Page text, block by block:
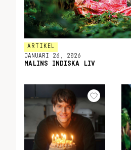
ARTIKEL
JANUARI 26, 2026
MALINS INDISKA LIV